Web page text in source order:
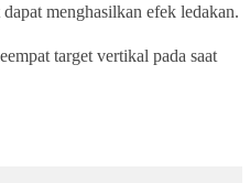
menghasilkan efek ledakan.
target vertikal pada saat